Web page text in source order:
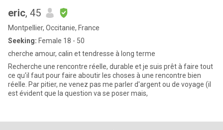
eric, 45
Montpellier, Occitanie, France
Seeking: Female 18 - 50
cherche amour, calin et tendresse à long terme
Recherche une rencontre réelle, durable et je suis prêt à faire tout
ce qu'il faut pour faire aboutir les choses à une rencontre bien
réelle. Par pitier, ne venez pas me parler d'argent ou de voyage (il
est évident que la question va se poser mais,